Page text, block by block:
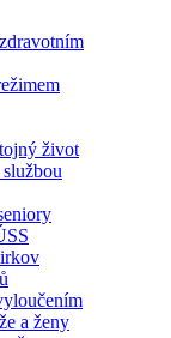
život
a ženy